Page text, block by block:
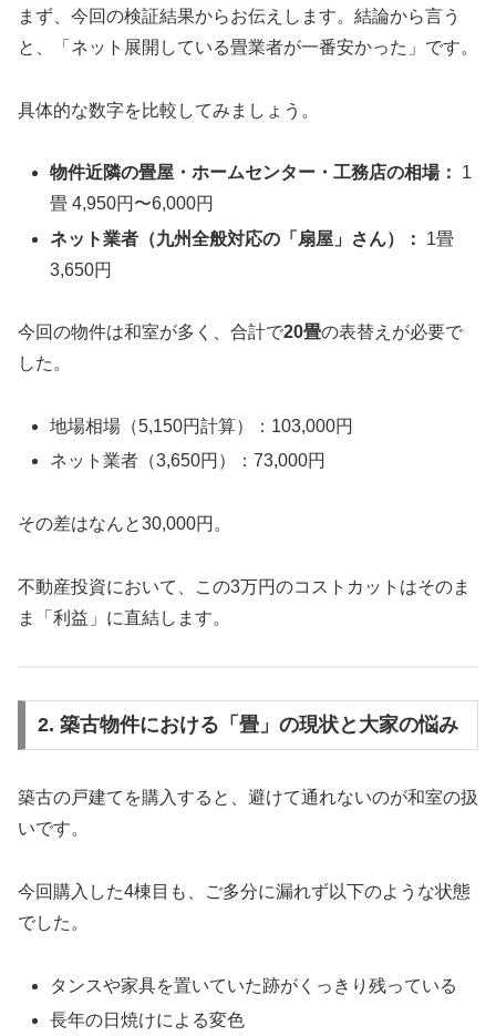
まず、今回の検証結果からお伝えします。結論から言う
と、「ネット展開している畳業者が一番安かった」です。
具体的な数字を比較してみましょう。
物件近隣の畳屋・ホームセンター・工務店の相場：
1
畳 4,950円〜6,000円
ネット業者（九州全般対応の「扇屋」さん）：
1畳
3,650円
今回の物件は和室が多く、合計で20畳の表替えが必要で
した。
地場相場（5,150円計算）：103,000円
ネット業者（3,650円）：73,000円
その差はなんと30,000円。
不動産投資において、この3万円のコストカットはそのま
ま「利益」に直結します。
2. 築古物件における「畳」の現状と大家の悩み
築古の戸建てを購入すると、避けて通れないのが和室の扱
いです。
今回購入した4棟目も、ご多分に漏れず以下のような状態
でした。
タンスや家具を置いていた跡がくっきり残っている
長年の日焼けによる変色